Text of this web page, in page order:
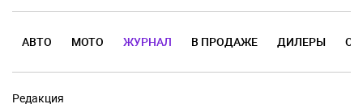
АВТО МОТО ЖУРНАЛ В ПРОДАЖЕ ДИЛЕРЫ
Редакция